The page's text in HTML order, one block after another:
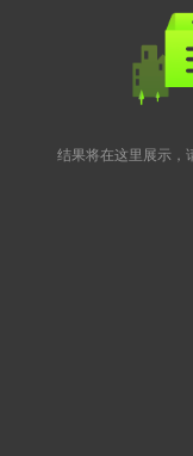
结果将在这里展示，